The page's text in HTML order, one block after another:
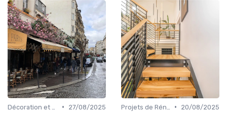
•
27/08/2025
•
20/08/2025